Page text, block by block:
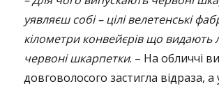
уявляєш собі – цілі велетенські
кілометри конвейєрів що видають
червоні шкарпетки. – На обличчі
довговолосого застигла відраза, а